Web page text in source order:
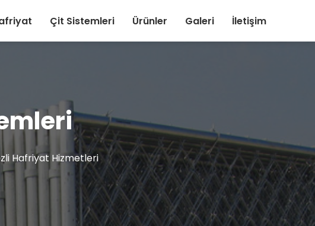
Çit Sistemleri Ürünler Galeri İletişim
Hafriyat Hizmetleri